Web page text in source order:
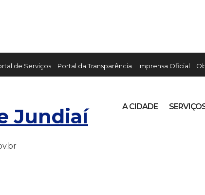
de Serviços Portal da Transparência Imprensa Oficial
Jundiaí A CIDADE